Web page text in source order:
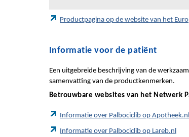
Productpagina op de website van het
Informatie voor de patiënt
Een uitgebreide beschrijving van de
samenvatting van de productkenmerken.
Betrouwbare websites van het Netwerk
Informatie over Palbociclib op Apotheek.nl
Informatie over Palbociclib op Lareb.nl